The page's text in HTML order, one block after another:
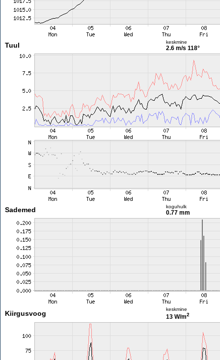
Tuul keskmine
2.6 m/s 118°
Sademed koguhulk
0.77 mm
Kiirgusvoog
keskmine
13 W/m2